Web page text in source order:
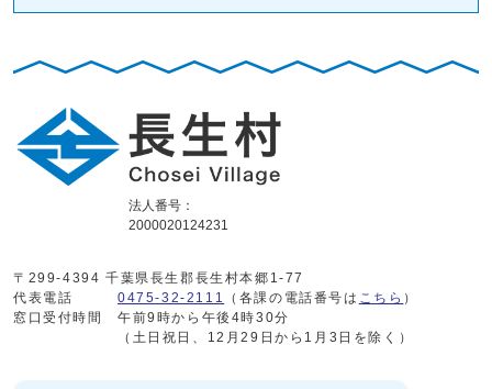
法人番号：
2000020124231
〒299-4394 千葉県長生郡長生村本郷1-77
代表電話
0475-32-2111 （各課の電話番号は こちら ）
窓口受付時間
午前9時から午後4時30分
（土日祝日、12月29日から1月3日を除く）